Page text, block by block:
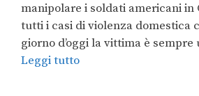
manipolare i soldati americani in
tutti i casi di violenza domestica
giorno d’oggi la vittima è
Leggi tutto